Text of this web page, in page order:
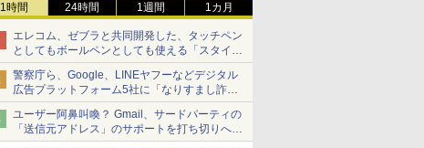
1時間 24時間 1週間 1カ月
エレコム、ゼブラと共同開発した、タッチペン
としてもボールペンとしても使える「スタイラ
スツーウェイ」発売 iPadにも紙にも、持ち替
えずに書き込める
警察庁ら、Google、LINEヤフーなどデジタル
広告プラットフォーム5社に「なりすまし詐欺
広告」対策強化を要請 著名人の写真や映像を
使った投資詐欺などへの対策として
ユーザー阿鼻叫喚？ Gmail、サードパーティの
「送信元アドレス」のサポートを打ち切りへ
【やじうまWatch】